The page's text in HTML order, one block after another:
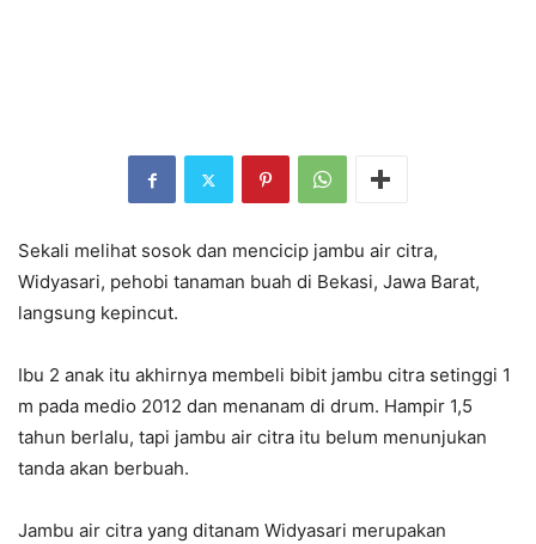
Sekali melihat sosok dan mencicip jambu air citra,
Widyasari, pehobi tanaman buah di Bekasi, Jawa Barat,
langsung kepincut.
Ibu 2 anak itu akhirnya membeli bibit jambu citra setinggi 1
m pada medio 2012 dan menanam di drum. Hampir 1,5
tahun berlalu, tapi jambu air citra itu belum menunjukan
tanda akan berbuah.
Jambu air citra yang ditanam Widyasari merupakan